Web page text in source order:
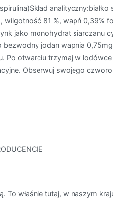
wilgotność 81 %, wapń 0,39%
jako monohydrat siarczanu
bezwodny jodan wapnia
Po otwarciu trzymaj w
Obserwuj swojego
To właśnie tutaj, w naszym